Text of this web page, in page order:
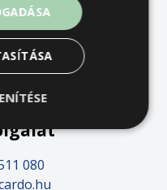
080